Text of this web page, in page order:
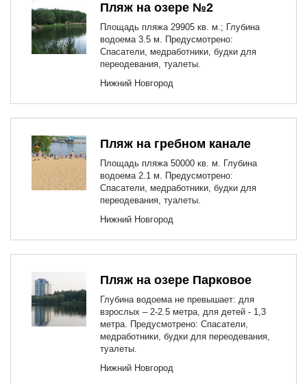
Пляж на озере №2
Площадь пляжа 29905 кв. м.; Глубина
водоема 3.5 м. Предусмотрено:
Спасатели, медработники, будки для
переодевания, туалеты.
Нижний Новгород
Пляж на гребном канале
Площадь пляжа 50000 кв. м. Глубина
водоема 2.1 м. Предусмотрено:
Спасатели, медработники, будки для
переодевания, туалеты.
Нижний Новгород
Пляж на озере Парковое
Глубина водоема не превышает: для
взрослых – 2-2.5 метра, для детей - 1,3
метра. Предусмотрено: Спасатели,
медработники, будки для переодевания,
туалеты.
Нижний Новгород